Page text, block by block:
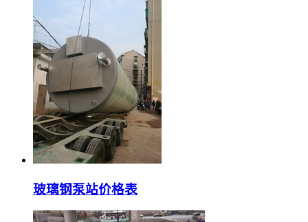
玻璃钢泵站价格表